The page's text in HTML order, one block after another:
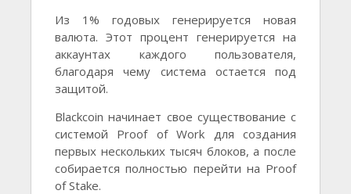
Из 1% годовых генерируется новая
валюта. Этот процент генерируется на
аккаунтах каждого пользователя,
благодаря чему система остается под
защитой.
Blackcoin начинает свое существование с
системой Proof of Work для создания
первых нескольких тысяч блоков, а после
собирается полностью перейти на Proof
of Stake.